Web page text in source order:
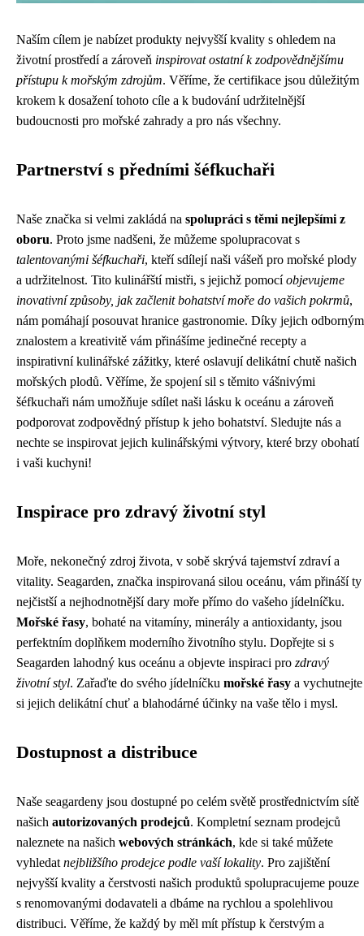
Naším cílem je nabízet produkty nejvyšší kvality s ohledem na
životní prostředí a zároveň inspirovat ostatní k zodpovědnějšímu
přístupu k mořským zdrojům. Věříme, že certifikace jsou důležitým
krokem k dosažení tohoto cíle a k budování udržitelnější
budoucnosti pro mořské zahrady a pro nás všechny.
Partnerství s předními šéfkuchaři
Naše značka si velmi zakládá na spolupráci s těmi nejlepšími z
oboru. Proto jsme nadšeni, že můžeme spolupracovat s
talentovanými šéfkuchaři, kteří sdílejí naši vášeň pro mořské plody
a udržitelnost. Tito kulinářští mistři, s jejichž pomocíobjevujeme
inovativní způsoby, jak začlenit bohatství moře do vašich pokrmů,
nám pomáhají posouvat hranice gastronomie. Díky jejich odborným
znalostem a kreativitě vám přinášíme jedinečné recepty a
inspirativní kulinářské zážitky, které oslavují delikátní chutě našich
mořských plodů. Věříme, že spojení sil s těmito vášnivými
šéfkuchaři nám umožňuje sdílet naši lásku k oceánu a zároveň
podporovat zodpovědný přístup k jeho bohatství. Sledujte nás a
nechte se inspirovat jejich kulinářskými výtvory, které brzy obohatí
i vaši kuchyni!
Inspirace pro zdravý životní styl
Moře, nekonečný zdroj života, v sobě skrývá tajemství zdraví a
vitality. Seagarden, značka inspirovaná silou oceánu, vám přináší ty
nejčistší a nejhodnotnější dary moře přímo do vašeho jídelníčku.
Mořské řasy, bohaté na vitamíny, minerály a antioxidanty, jsou
perfektním doplňkem moderního životního stylu. Dopřejte si s
Seagarden lahodný kus oceánu a objevte inspiraci pro zdravý
životní styl. Zařaďte do svého jídelníčku mořské řasy a vychutnejte
si jejich delikátní chuť a blahodárné účinky na vaše tělo i mysl.
Dostupnost a distribuce
Naše seagardeny jsou dostupné po celém světě prostřednictvím sítě
našich autorizovaných prodejců. Kompletní seznam prodejců
naleznete na našich webových stránkách, kde si také můžete
vyhledat nejbližšího prodejce podle vaší lokality. Pro zajištění
nejvyšší kvality a čerstvosti našich produktů spolupracujeme pouze
s renomovanými dodavateli a dbáme na rychlou a spolehlivou
distribuci. Věříme, že každý by měl mít přístup k čerstvým a